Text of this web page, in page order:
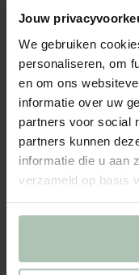
Jouw
We gebruiken
personaliseren, om
en om ons
informatie over uw
partners voor social
partners kunnen
informatie die u aan
verzameld op basis
999.00
Chaise longue met
Boy. De chaise longue
modulaire Earl bank in
De Earl bank is
1 Model:Chaise
2 Stof: Forward light